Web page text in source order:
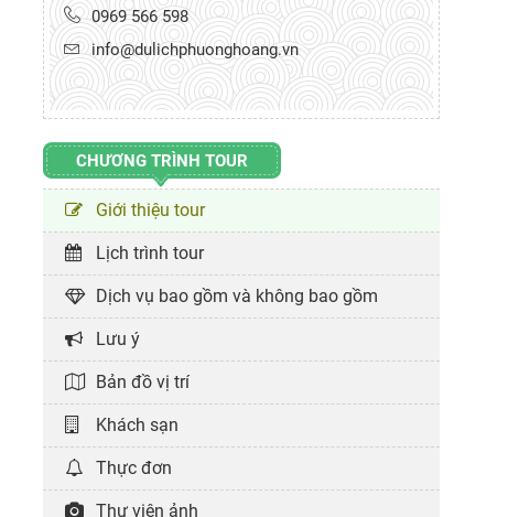
0969 566 598
info@dulichphuonghoang.vn
CHƯƠNG TRÌNH TOUR
Giới thiệu tour
Lịch trình tour
Dịch vụ bao gồm và không bao gồm
Lưu ý
Bản đồ vị trí
Khách sạn
Thực đơn
Thư viện ảnh